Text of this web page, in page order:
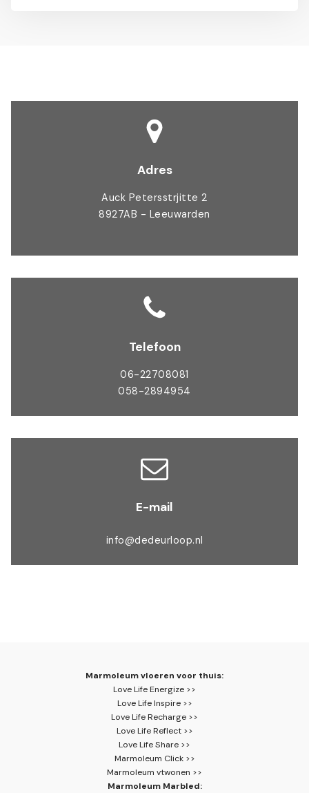
Adres
Auck Petersstrjitte 2
8927AB - Leeuwarden
Telefoon
06-22708081
058-2894954
E-mail
info@dedeurloop.nl
Marmoleum vloeren voor thuis:
Love Life Energize >>
Love Life Inspire >>
Love Life Recharge >>
Love Life Reflect >>
Love Life Share >>
Marmoleum Click >>
Marmoleum vtwonen >>
Marmoleum Marbled: